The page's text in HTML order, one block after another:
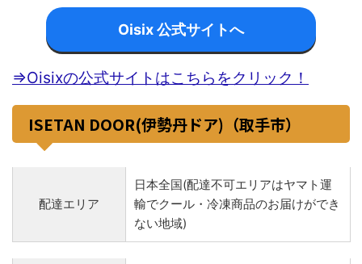
Oisix 公式サイトへ
⇒Oisixの公式サイトはこちらをクリック！
ISETAN DOOR(伊勢丹ドア)（取手市）
配達エリア
日本全国(配達不可エリアはヤマト運
輸でクール・冷凍商品のお届けができ
ない地域)